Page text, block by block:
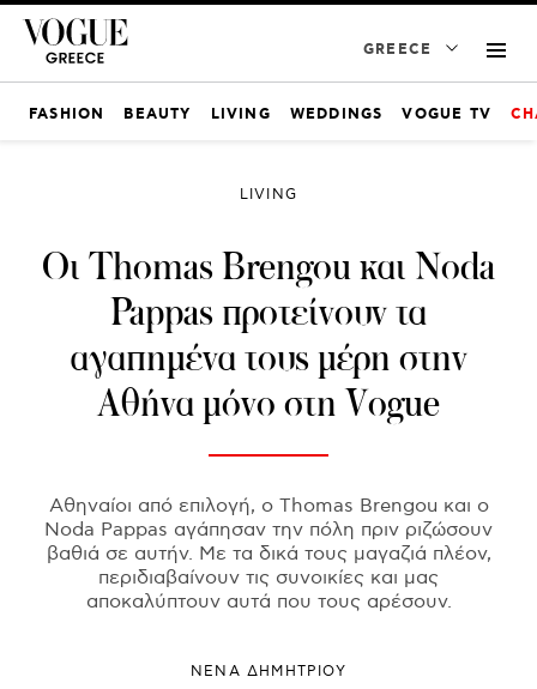
GREECE
FASHION BEAUTY LIVING WEDDINGS VOGUE TV
LIVING
Οι Thomas Brengou και Noda
Pappas προτείνουν τα
αγαπημένα τους μέρη στην
Αθήνα μόνο στη Vogue
Αθηναίοι από επιλογή, ο Thomas Brengou και ο
Noda Pappas αγάπησαν την πόλη πριν ριζώσουν
βαθιά σε αυτήν. Με τα δικά τους μαγαζιά πλέον,
περιδιαβαίνουν τις συνοικίες και μας
αποκαλύπτουν αυτά που τους αρέσουν.
ΝΕΝΑ ΔΗΜΗΤΡΙΟΥ